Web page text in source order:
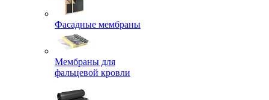
Фасадные мембраны
Мембраны для
фальцевой кровли